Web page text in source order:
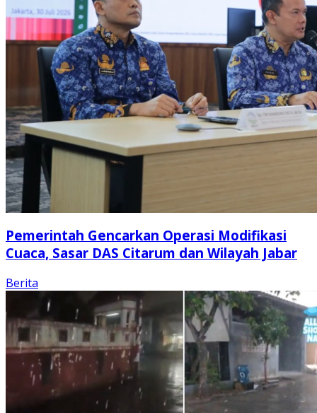
Pemerintah Gencarkan Operasi Modifikasi
Cuaca, Sasar DAS Citarum dan Wilayah Jabar
Berita